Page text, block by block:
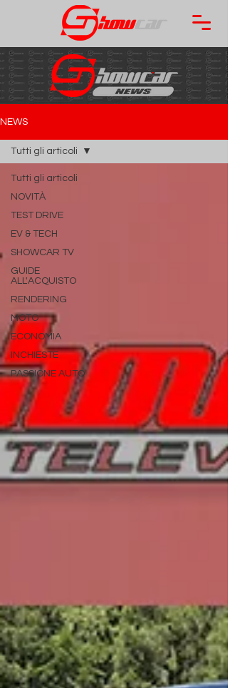
NEWS
Tutti gli articoli
NOVITÀ
TEST DRIVE
EV & TECH
SHOWCAR TV
GUIDE
ALL'ACQUISTO
RENDERING
MOTO
ECONOMIA
INCHIESTE
PASSIONE AUTO
Tutti gli articoli